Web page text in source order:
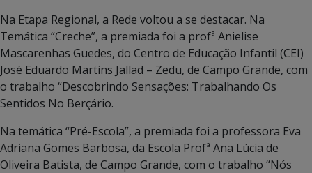
Na Etapa Regional, a Rede voltou a se destacar. Na
Temática “Creche”, a premiada foi a profª Anielise
Mascarenhas Guedes, do Centro de Educação Infantil (CEI)
José Eduardo Martins Jallad – Zedu, de Campo Grande, com
o trabalho “Descobrindo Sensações: Trabalhando Os
Sentidos No Berçário.
Na temática “Pré-Escola”, a premiada foi a professora Eva
Adriana Gomes Barbosa, da Escola Profª Ana Lúcia de
Oliveira Batista, de Campo Grande, com o trabalho “Nós